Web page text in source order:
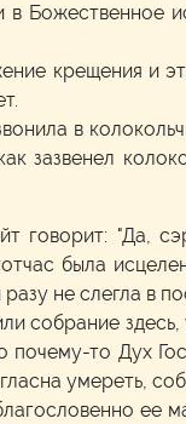
в
крещения и
в
зазвенел
"Да,
была
не слегла в
собрание
почему-то Дух
умереть,
ее